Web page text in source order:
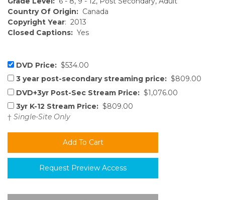
Country Of Origin: Canada
Copyright Year: 2013
Closed Captions: Yes
DVD Price: $534.00
3 year post-secondary streaming price: $809.00
DVD+3yr Post-Sec Stream Price: $1,076.00
3yr K-12 Stream Price: $809.00
† Single-Site Only
Request Preview Access